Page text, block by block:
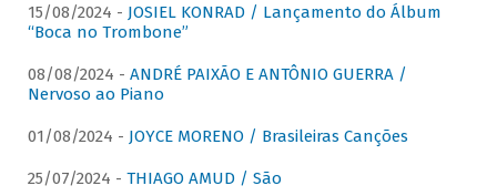
15/08/2024 - JOSIEL KONRAD / Lançamento do Álbum
“Boca no Trombone”
08/08/2024 - ANDRÉ PAIXÃO E ANTÔNIO GUERRA /
Nervoso ao Piano
01/08/2024 - JOYCE MORENO / Brasileiras Canções
25/07/2024 - THIAGO AMUD / São